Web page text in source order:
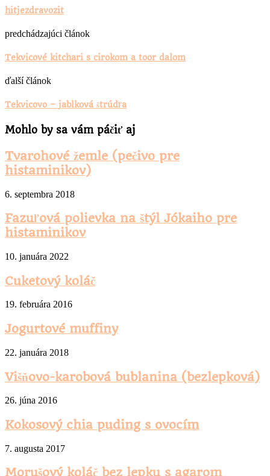
hitjezdravozit
predchádzajúci článok
Tekvicové kitchari s cirokom a toor dalom
ďalší článok
Tekvicovo – jablková štrúdľa
Mohlo by sa vám páčiť aj
Tvarohové žemle (pečivo pre
histaminikov)
6. septembra 2018
Fazuľová polievka na štýl Jókaiho pre
histaminikov
10. januára 2022
Cuketový koláč
19. februára 2016
Jogurtové muffiny
22. januára 2018
Višňovo-karobová bublanina (bezlepková)
26. júna 2016
Kokosový chia puding s ovocím
7. augusta 2017
Morušový koláč bez lepku s agarom